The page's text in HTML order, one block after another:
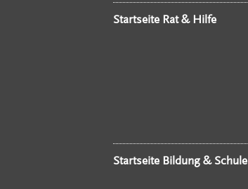
Startseite Rat & Hilfe
Startseite Bildung & Schule